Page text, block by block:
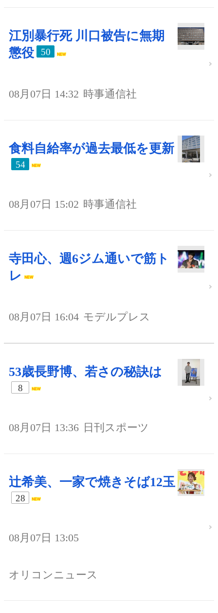
江別暴行死 川口被告に無期
懲役
50
08月07日 14:32 時事通信社
食料自給率が過去最低を更新
54
08月07日 15:02 時事通信社
寺田心、週6ジム通いで筋ト
レ
08月07日 16:04 モデルプレス
53歳長野博、若さの秘訣は
8
08月07日 13:36 日刊スポーツ
辻希美、一家で焼きそば12玉
28
08月07日 13:05
オリコンニュース